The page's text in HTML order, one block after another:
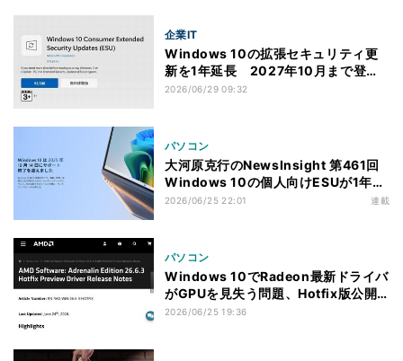
企業IT
Windows 10の拡張セキュリティ更
新を1年延長 2027年10月まで登録
可能に
2026/06/29 09:32
パソコン
大河原克行のNewsInsight 第461回
Windows 10の個人向けESUが1年延
長、2027年10月12日まで - 背景に
2026/06/25 22:01 連載
パソコン
Windows 10でRadeon最新ドライバ
がGPUを見失う問題、Hotfix版公開
で解消
2026/06/25 19:36